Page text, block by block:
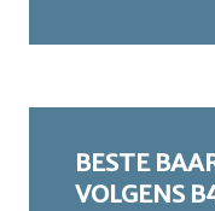
BESTE
VOLGENS